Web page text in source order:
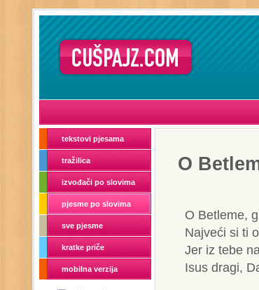
tekstovi pjesama
tražilica
izvođači po slovima
pjesme po slovima
sve pjesme
kratke priče
mobilna verzija
O
O Betleme,
Najveći si ti
Jer iz tebe
Isus dragi,